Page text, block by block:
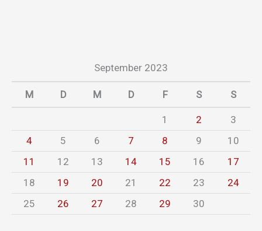
September 2023
M D M D F S S
1 2
3
4
5 6 7 8 9
10
11
12 13 14 15 16
17
18
19 20 21 22 23
24
25
26 27 28 29 30